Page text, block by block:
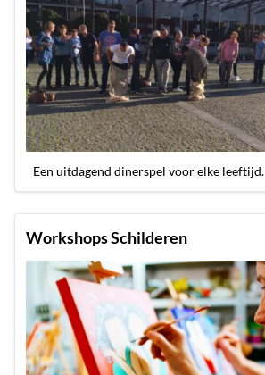
Een uitdagend dinerspel voor elke leeftijd.
Workshops Schilderen